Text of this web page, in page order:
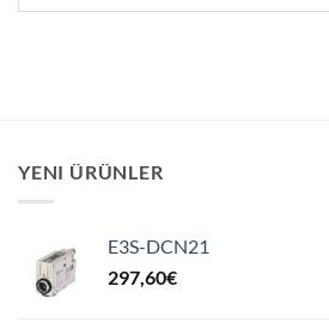
YENI ÜRÜNLER
E3S-DCN21
297,60€